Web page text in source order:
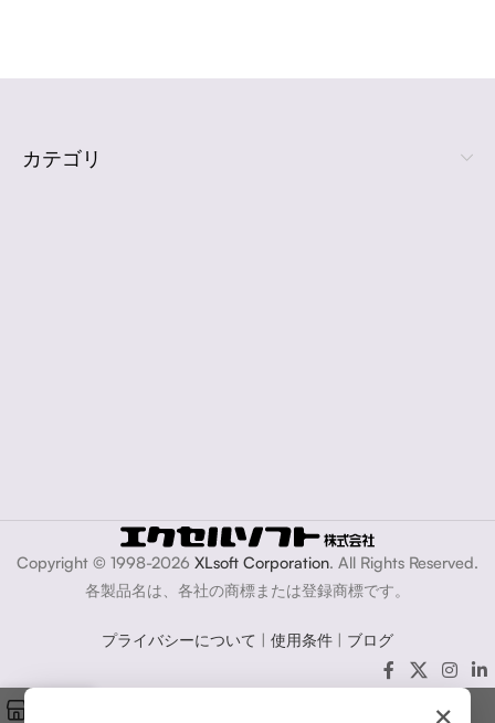
カテゴリ
Copyright © 1998-2026 XLsoft Corporation. All Rights Reserved.
各製品名は、各社の商標または登録商標です。
プライバシーについて | 使用条件 | ブログ